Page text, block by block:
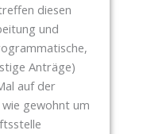
diesen
und
Anträge)
auf der
gewohnt um